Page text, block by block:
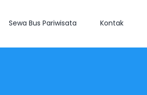
Sewa Bus Pariwisata Kontak